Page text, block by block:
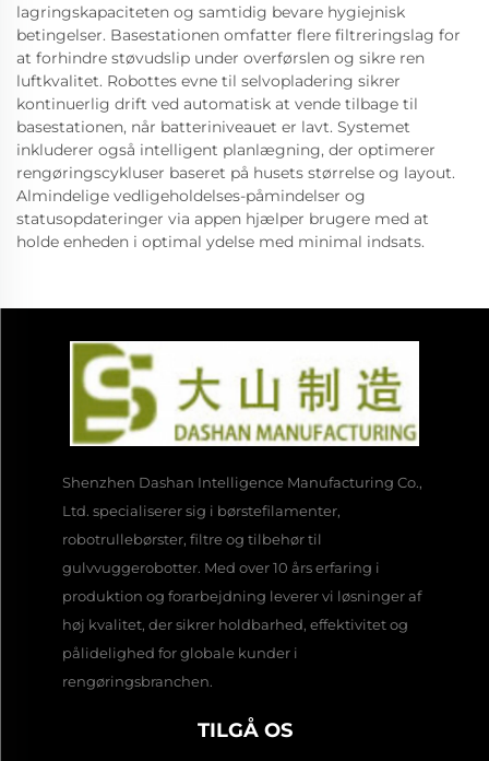
lagringskapaciteten og samtidig bevare hygiejnisk
betingelser. Basestationen omfatter flere filtreringslag for
at forhindre støvudslip under overførslen og sikre ren
luftkvalitet. Robottes evne til selvopladering sikrer
kontinuerlig drift ved automatisk at vende tilbage til
basestationen, når batteriniveauet er lavt. Systemet
inkluderer også intelligent planlægning, der optimerer
rengøringscykluser baseret på husets størrelse og layout.
Almindelige vedligeholdelses-påmindelser og
statusopdateringer via appen hjælper brugere med at
holde enheden i optimal ydelse med minimal indsats.
Shenzhen Dashan Intelligence Manufacturing Co.,
Ltd. specialiserer sig i børstefilamenter,
robotrullebørster, filtre og tilbehør til
gulvvuggerobotter. Med over 10 års erfaring i
produktion og forarbejdning leverer vi løsninger af
høj kvalitet, der sikrer holdbarhed, effektivitet og
pålidelighed for globale kunder i
rengøringsbranchen.
TILGÅ OS